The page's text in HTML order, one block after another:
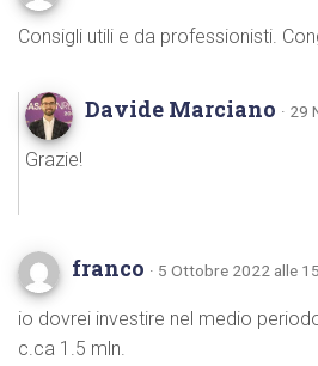
Consigli utili e da professionisti.
Davide Marciano · 29
Grazie!
franco · 5 Ottobre 2022 alle
io dovrei investire nel medio
c.ca 1.5 mln.